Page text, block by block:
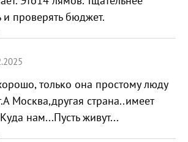
и проверять бюджет.
только она простому люду
Москва,другая страна..имеет
нам...Пусть живут...